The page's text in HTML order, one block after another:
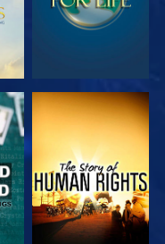
СМОТРЕТЬ